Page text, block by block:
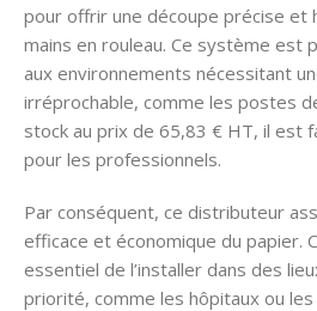
pour offrir une découpe précise et
mains en rouleau. Ce système est
aux environnements nécessitant
irréprochable, comme les postes
stock au prix de 65,83 € HT, il est
pour les professionnels.
Par conséquent, ce distributeur
efficace et économique du papier.
essentiel de l’installer dans des
priorité, comme les hôpitaux ou les